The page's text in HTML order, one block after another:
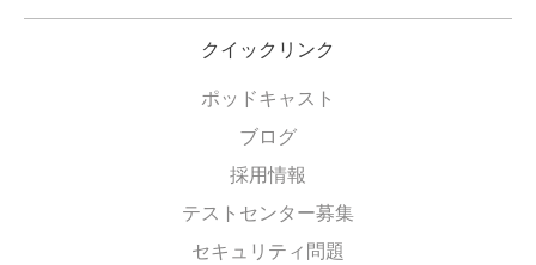
クイックリンク
ポッドキャスト
ブログ
採用情報
テストセンター募集
セキュリティ問題